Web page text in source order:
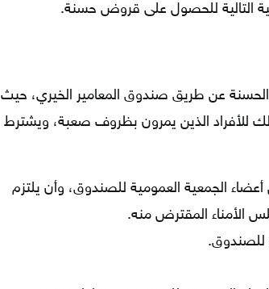
التالية للحصول على قروض حسنة.
عن طريق صندوق المعامير الخيري، حيث
للأفراد الذين يمرون بظروف صعبة، ويشترط
الجمعية العمومية للصندوق، وأن يلتزم
الأمناء المقترض منه.
للصندوق.